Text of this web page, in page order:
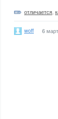
отличается
woff 6